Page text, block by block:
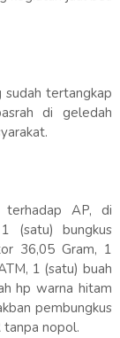
sudah tertangkap
di geledah
terhadap AP, di
(satu) bungkus
36,05 Gram, 1
1 (satu) buah
hp warna hitam
pembungkus
tanpa nopol.